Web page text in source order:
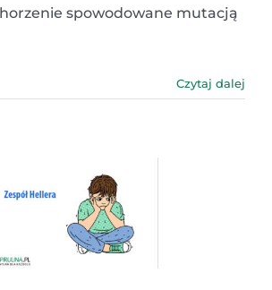
spowodowane mutacją
Czytaj dalej